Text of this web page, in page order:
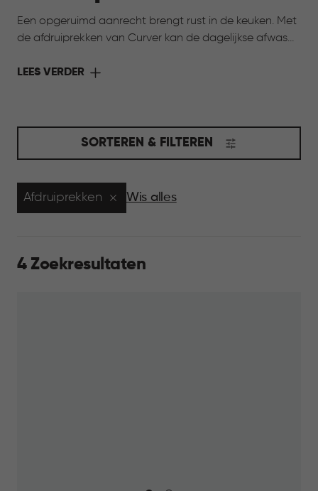
Een opgeruimd aanrecht brengt rust in de keuken. Met
de afdruiprekken van Curver kan de dagelijkse afwas
Servies, glazen en bestek krijgen een vaste plek, zodat
LEES VERDER
SORTEREN & FILTEREN
Afdruiprekken Wis alles
4 Zoekresultaten